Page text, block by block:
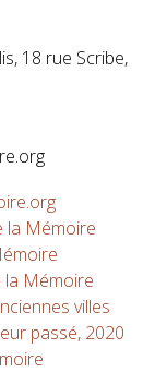
18 rue Scribe,
la Mémoire
la Mémoire
villes
passé, 2020